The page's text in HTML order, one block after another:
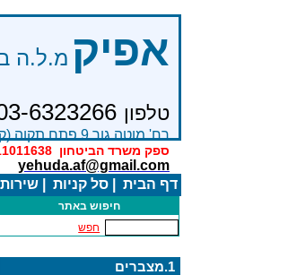
אפיק מ.ל.ה
טלפון 6323266
רח' מוטה גור 9 פתח תקוה (קומת קרקע, מאחורי בניין Bׂ )
ספק משרד הביטחון
yehuda.af@gmail.com
דף הבית סל קניות
חיפוש באתר
חפש
1.מצברים